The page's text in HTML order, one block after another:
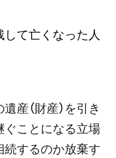
て亡くなった人
産（財産）を引き
ぐことになる立場
続するのか放棄す